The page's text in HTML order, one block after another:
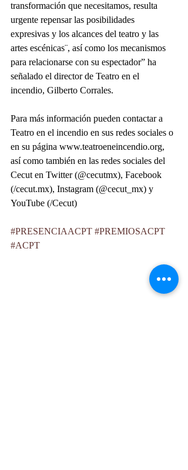
transformación que necesitamos, resulta
urgente repensar las posibilidades
expresivas y los alcances del teatro y las
artes escénicas¨, así como los mecanismos
para relacionarse con su espectador” ha
señalado el director de Teatro en el
incendio, Gilberto Corrales.
Para más información pueden contactar a
Teatro en el incendio en sus redes sociales o
en su página www.teatroeneincendio.org,
así como también en las redes sociales del
Cecut en Twitter (@cecutmx), Facebook
(/cecut.mx), Instagram (@cecut_mx) y
YouTube (/Cecut)
#PRESENCIAACPT #PREMIOSACPT
#ACPT